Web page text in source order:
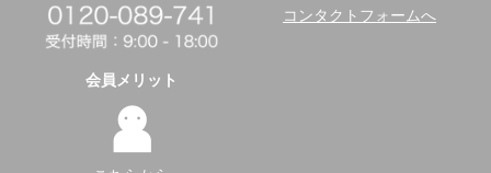
コンタクトフォームへ
会員メリット